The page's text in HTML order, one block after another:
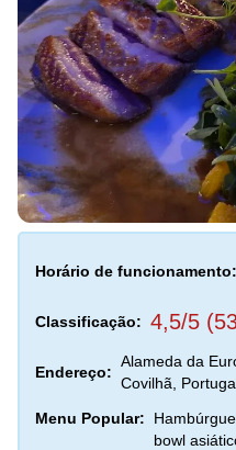
Horário de funcionamento:
Classificação: 4,5/5
Endereço:
Alameda da
Covilhã,
Menu Popular:
bowl